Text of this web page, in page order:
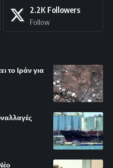
2.2K Followers
Follow
το Ιράν για